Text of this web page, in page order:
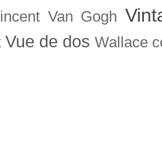
Van Gogh
Vue de dos Wallace